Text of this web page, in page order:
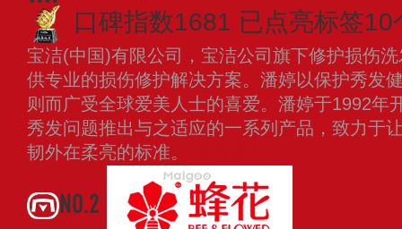
口碑指数1681 已点亮标签10
宝洁(中国)有限公司，宝洁公司旗下修护损伤
供专业的损伤修护解决方案。潘婷以保护秀发
则而广受全球爱美人士的喜爱。潘婷于1992年
秀发问题推出与之适应的一系列产品，致力于
韧外在柔亮的标准。
NO.2